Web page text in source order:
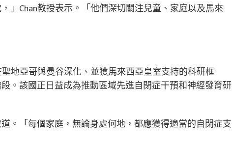
」Chan教授表示。「他們深切關注兒童、家庭以及馬來
地亞哥與曼谷深化、並獲馬來西亞皇室支持的科研框
。該國正日益成為推動區域先進自閉症干預和神經發育研
。「每個家庭，無論身處何地，都應獲得適當的自閉症支